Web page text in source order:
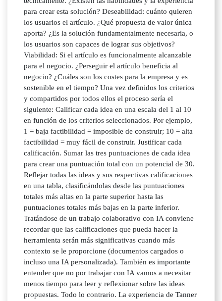
para crear esta solución? Deseabilidad: cuánto quieren
los usuarios el artículo. ¿Qué propuesta de valor única
aporta? ¿Es la solución fundamentalmente necesaria, o
los usuarios son capaces de lograr sus objetivos?
Viabilidad: Si el artículo es funcionalmente alcanzable
para el negocio. ¿Perseguir el artículo beneficia al
negocio? ¿Cuáles son los costes para la empresa y es
sostenible en el tiempo? Una vez definidos los criterios
y compartidos por todos ellos el proceso sería el
siguiente: Calificar cada idea en una escala del 1 al 10
en función de los criterios seleccionados. Por ejemplo,
1 = baja factibilidad = imposible de construir; 10 = alta
factibilidad = muy fácil de construir. Justificar cada
calificación. Sumar las tres puntuaciones de cada idea
para crear una puntuación total con un potencial de 30.
Reflejar todas las ideas y sus respectivas calificaciones
en una tabla, clasificándolas desde las puntuaciones
totales más altas en la parte superior hasta las
puntuaciones totales más bajas en la parte inferior.
Tratándose de un trabajo colaborativo con IA conviene
recordar que las calificaciones que pueda hacer la
herramienta serán más significativas cuando más
contexto se le proporcione (documentos cargados o
incluso una IA personalizada). También es importante
entender que no por trabajar con IA vamos a necesitar
menos tiempo para leer y reflexionar sobre las ideas
propuestas. Todo lo contrario. La experiencia de Tanner